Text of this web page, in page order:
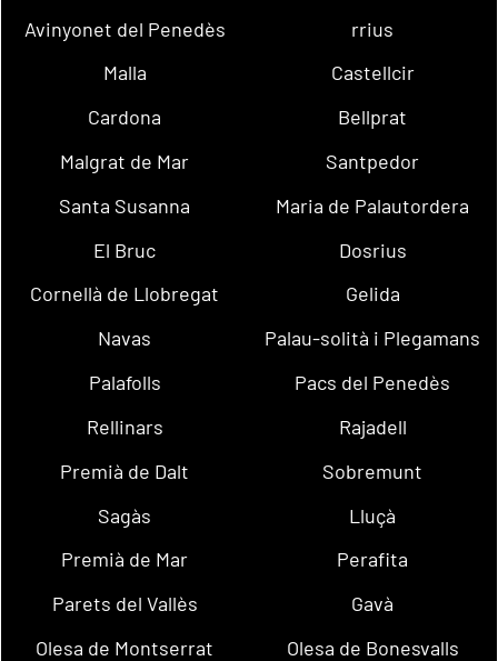
Avinyonet del Penedès
rrius
Malla
Castellcir
Cardona
Bellprat
Malgrat de Mar
Santpedor
Santa Susanna
Maria de Palautordera
El Bruc
Dosrius
Cornellà de Llobregat
Gelida
Navas
Palau-solità i Plegamans
Palafolls
Pacs del Penedès
Rellinars
Rajadell
Premià de Dalt
Sobremunt
Sagàs
Lluçà
Premià de Mar
Perafita
Parets del Vallès
Gavà
Olesa de Montserrat
Olesa de Bonesvalls